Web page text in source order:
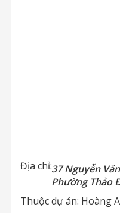
Địa chỉ:37 Nguyễn
Phường Thảo
Thuộc dự án: Hoàng